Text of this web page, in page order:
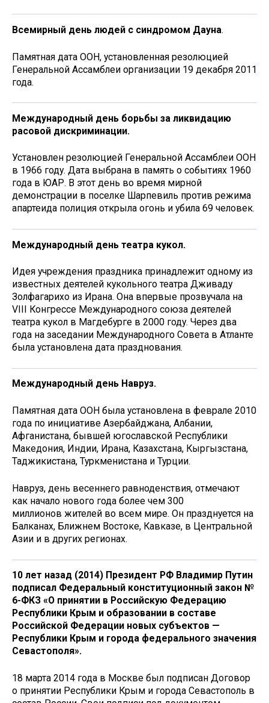
Всемирный день людей с синдромом Дауна.
Памятная дата ООН, установленная резолю­цией
Генеральной Ассамблеи организации 19 декабря 2011
года.
Международный день борьбы за ликвидацию
расовой дискриминации.
Установлен резо­люцией Генеральной Ассамблеи ООН
в 1966 году. Дата выбрана в память о событиях 1960
года в ЮАР. В этот день во время мирной
демонстрации в поселке Шарпевиль против режима
апартеида полиция открыла огонь и убила 69 человек.
Международный день театра кукол.
Идея учреждения праздника принадлежит одному из
известных деятелей кукольного театра Дживаду
Золфагарихо из Ирана. Она впервые прозвучала на
VIII Конгрессе Международного союза деятелей
театра кукол в Магдебурге в 2000 году. Через два
года на заседании Международного Совета в Атланте
была установлена дата празднования.
Международный день Навруз.
Памятная дата ООН была установлена в феврале 2010
года по инициативе Азербайджана, Албании,
Афганистана, бывшей югославской Республики
Македония, Индии, Ирана, Казахстана, Кыргызстана,
Таджикистана, Туркменистана и Турции.
Навруз, день весеннего равноденствия, отмечают
как начало нового года более чем 300
миллионов жителей во всем мире. Он празднуется на
Балканах, Ближнем Востоке, Кавказе, в Центральной
Азии и в других регионах.
10 лет назад (2014) Президент РФ Владимир Путин
подписал Федеральный конституционный закон №
6-ФКЗ «О принятии в Российскую Федерацию
Республики Крым и образовании в составе
Российской Федерации новых субъектов —
Республики Крым и города федерального значения
Севастополя».
18 марта 2014 года в Москве был подписан Договор
о принятии Республики Крым и города Севастополь в